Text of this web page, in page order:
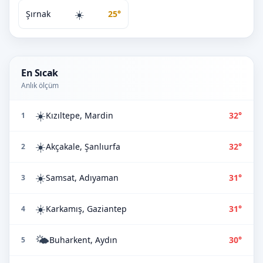
Şırnak ☀️ 25°
En Sıcak
Anlık ölçüm
1 ☀️Kızıltepe, Mardin 32°
2 ☀️Akçakale, Şanlıurfa 32°
3 ☀️Samsat, Adıyaman 31°
4 ☀️Karkamış, Gaziantep 31°
5 🌤️Buharkent, Aydın 30°